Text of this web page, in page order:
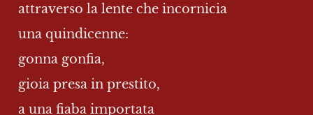
attraverso la lente che incornicia
una quindicenne:
gonna gonfia,
gioia presa in prestito,
a una fiaba importata